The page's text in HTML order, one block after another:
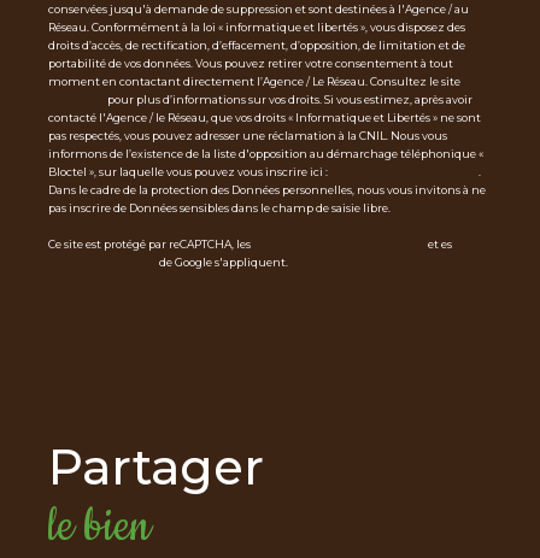
conservées jusqu'à demande de suppression et sont destinées à l'Agence / au
Réseau. Conformément à la loi « informatique et libertés », vous disposez des
droits d’accès, de rectification, d’effacement, d’opposition, de limitation et de
portabilité de vos données. Vous pouvez retirer votre consentement à tout
moment en contactant directement l’Agence / Le Réseau. Consultez le site
pour plus d’informations sur vos droits. Si vous estimez, après avoir
contacté l'Agence / le Réseau, que vos droits « Informatique et Libertés » ne sont
pas respectés, vous pouvez adresser une réclamation à la CNIL. Nous vous
informons de l’existence de la liste d'opposition au démarchage téléphonique «
Bloctel », sur laquelle vous pouvez vous inscrire ici :
Dans le cadre de la protection des Données personnelles, nous vous invitons à ne
pas inscrire de Données sensibles dans le champ de saisie libre.
Ce site est protégé par reCAPTCHA, les et es
de Google s'appliquent.
partager
le bien